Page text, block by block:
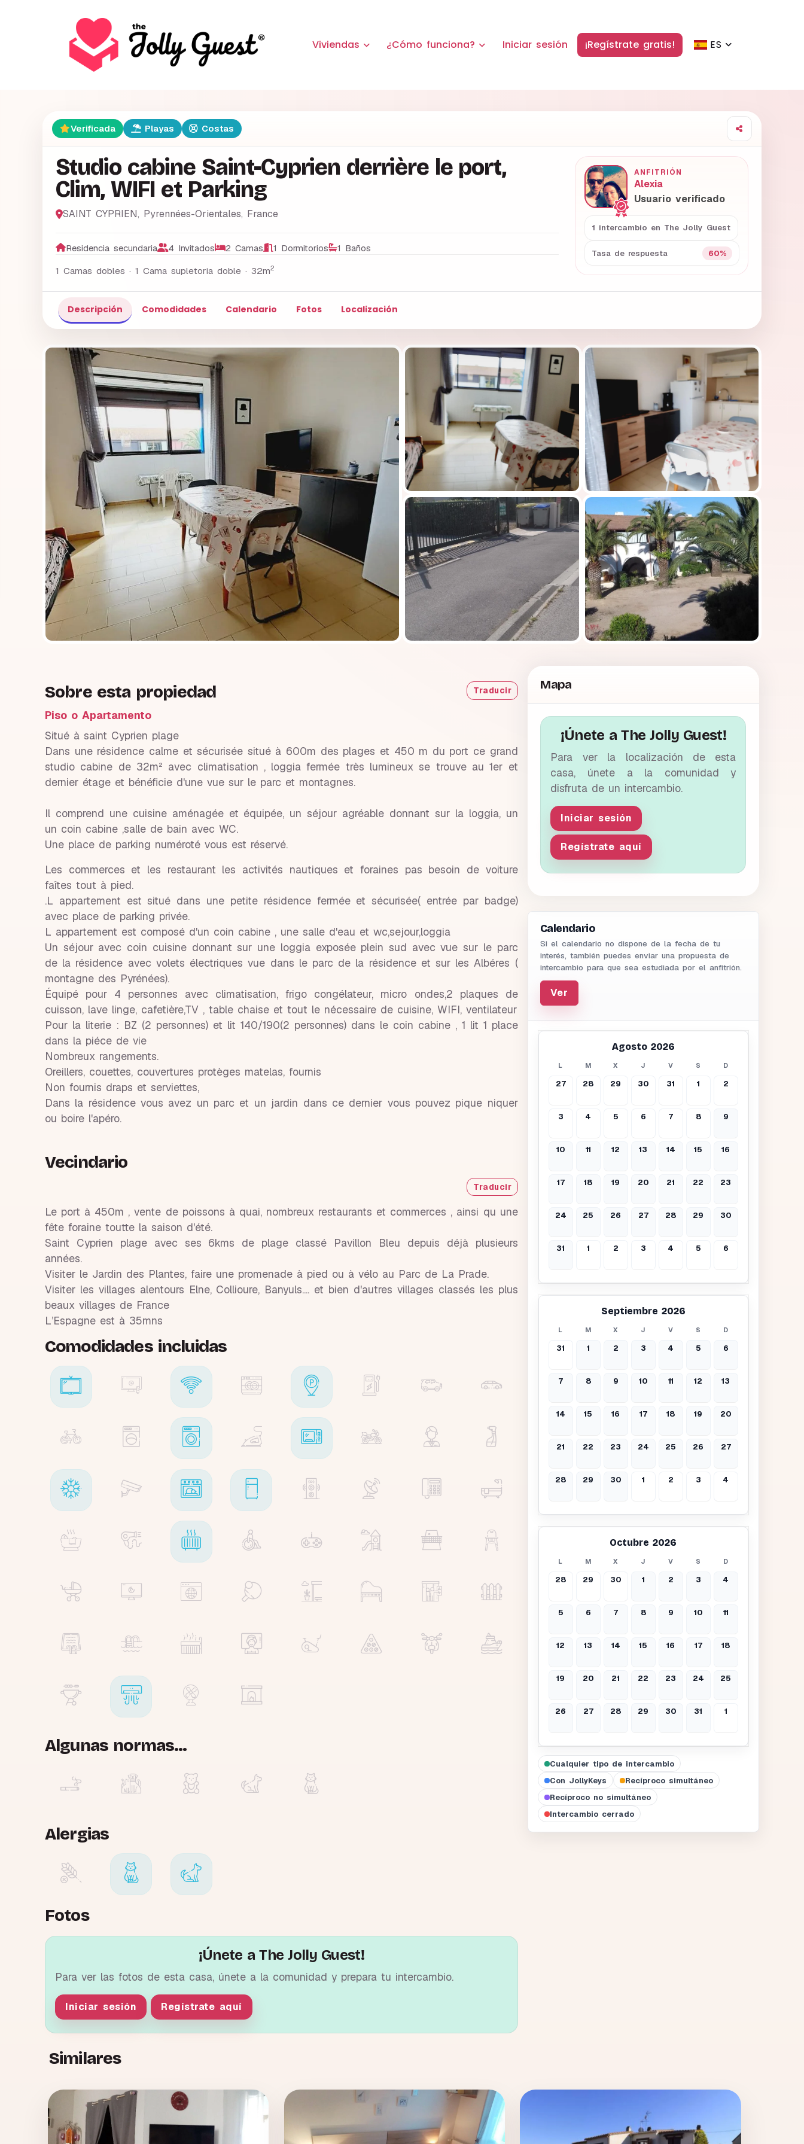
Viviendas ¿Cómo funciona? Iniciar sesión ¡Regístrate gratis! ES
Verificada Playas Costas
Studio cabine Saint-Cyprien derrière le port,
Clim, WIFI et Parking
SAINT CYPRIEN, Pyrennées-Orientales, France
Residencia secundaria 4 Invitados 2 Camas 1 Dormitorios 1 Baños
1 Camas dobles · 1 Cama supletoria doble · 32m2
ANFITRIÓN
Alexia
Usuario verificado
1 intercambio en The Jolly Guest
Tasa de respuesta 60%
Descripción Comodidades Calendario Fotos Localización
Sobre esta propiedad
Piso o Apartamento
Traducir
Situé à saint Cyprien plage
Dans une résidence calme et sécurisée situé à 600m des plages et 450 m du port ce grand
studio cabine de 32m² avec climatisation , loggia fermée très lumineux se trouve au 1er et
dernier étage et bénéficie d'une vue sur le parc et montagnes.
Il comprend une cuisine aménagée et équipée, un séjour agréable donnant sur la loggia, un
un coin cabine ,salle de bain avec WC.
Une place de parking numéroté vous est réservé.
Les commerces et les restaurant les activités nautiques et foraines pas besoin de voiture
faîtes tout à pied.
.L appartement est situé dans une petite résidence fermée et sécurisée( entrée par badge)
avec place de parking privée.
L appartement est composé d'un coin cabine , une salle d'eau et wc,sejour,loggia
Un séjour avec coin cuisine donnant sur une loggia exposée plein sud avec vue sur le parc
de la résidence avec volets électriques vue dans le parc de la résidence et sur les Albéres (
montagne des Pyrénées).
Équipé pour 4 personnes avec climatisation, frigo congélateur, micro ondes,2 plaques de
cuisson, lave linge, cafetière,TV , table chaise et tout le nécessaire de cuisine, WIFI, ventilateur
Pour la literie : BZ (2 personnes) et lit 140/190(2 personnes) dans le coin cabine , 1 lit 1 place
dans la piéce de vie
Nombreux rangements.
Oreillers, couettes, couvertures protèges matelas, fournis
Non fournis draps et serviettes,
Dans la résidence vous avez un parc et un jardin dans ce dernier vous pouvez pique niquer
ou boire l'apéro.
Vecindario
Traducir
Le port à 450m , vente de poissons à quai, nombreux restaurants et commerces , ainsi qu une
fête foraine toutte la saison d'été.
Saint Cyprien plage avec ses 6kms de plage classé Pavillon Bleu depuis déjà plusieurs
années.
Visiter le Jardin des Plantes, faire une promenade à pied ou à vélo au Parc de La Prade.
Visiter les villages alentours Elne, Collioure, Banyuls.... et bien d'autres villages classés les plus
beaux villages de France
L’Espagne est à 35mns
Comodidades incluidas
Algunas normas...
Alergias
Fotos
¡Únete a The Jolly Guest!
Para ver las fotos de esta casa, únete a la comunidad y prepara tu intercambio.
Iniciar sesión Regístrate aquí
Mapa
¡Únete a The Jolly Guest!
Para ver la localización de esta
casa, únete a la comunidad y
disfruta de un intercambio.
Iniciar sesión
Regístrate aquí
Calendario
Si el calendario no dispone de la fecha de tu
interés, también puedes enviar una propuesta de
intercambio para que sea estudiada por el anfitrión.
Ver
Agosto 2026
L M X J V S D
27 28 29 30 31 1 2
3 4 5 6 7 8 9
10 11 12 13 14 15 16
17 18 19 20 21 22 23
24 25 26 27 28 29 30
31 1 2 3 4 5 6
Septiembre 2026
L M X J V S D
31 1 2 3 4 5 6
7 8 9 10 11 12 13
14 15 16 17 18 19 20
21 22 23 24 25 26 27
28 29 30 1 2 3 4
Octubre 2026
L M X J V S D
28 29 30 1 2 3 4
5 6 7 8 9 10 11
12 13 14 15 16 17 18
19 20 21 22 23 24 25
26 27 28 29 30 31 1
Cualquier tipo de intercambio
Con JollyKeys
Recíproco simultáneo
Recíproco no simultáneo
Intercambio cerrado
Similares